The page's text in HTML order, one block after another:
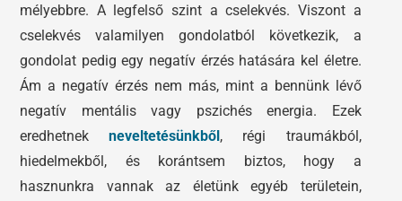
mélyebbre. A legfelső szint a cselekvés. Viszont a
cselekvés valamilyen gondolatból következik, a
gondolat pedig egy negatív érzés hatására kel életre.
Ám a negatív érzés nem más, mint a bennünk lévő
negatív mentális vagy pszichés energia. Ezek
eredhetnekneveltetésünkből, régi traumákból,
hiedelmekből, és korántsem biztos, hogy a
hasznunkra vannak az életünk egyéb területein,